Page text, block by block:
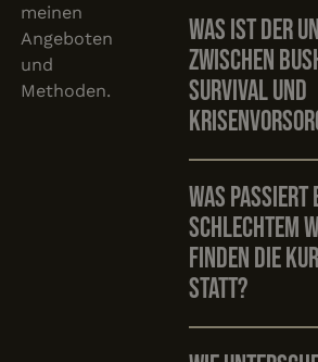
meinen
Angeboten
und
Methoden.
Was ist der
zwischen
Survival und
Was passiert
schlechtem
finden die
statt?